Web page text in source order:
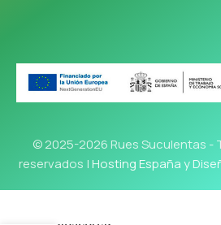
© 2025-2026 Rues Suculentas -
reservados |Hosting España y
Dioscorea